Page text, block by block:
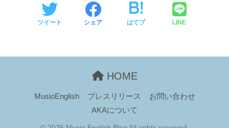
ツイート シェア はてブ LINE
HOME
MusioEnglish プレスリリース
お問い合わせ
AKAについて